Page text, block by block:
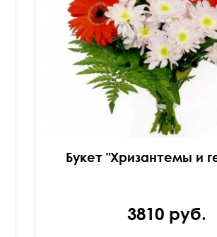
Букет из хризантем, гербер и
Букет "Хризантемы и
3810 руб.